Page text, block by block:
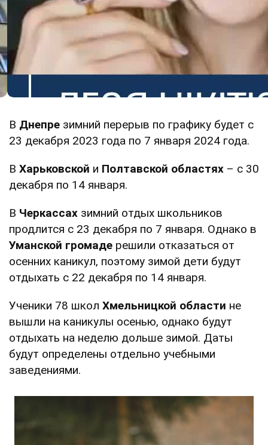
В Днепре зимний перерыв по графику будет с
23 декабря 2023 года по 7 января 2024 года.
В Харьковской и Полтавской областях – с 30
декабря по 14 января.
В Черкассах зимний отдых школьников
продлится с 23 декабря по 7 января. Однако в
Уманской громаде решили отказаться от
осенних каникул, поэтому зимой дети будут
отдыхать с 22 декабря по 14 января.
Ученики 78 школ Хмельницкой области не
вышли на каникулы осенью, однако будут
отдыхать на неделю дольше зимой. Даты
будут определены отдельно учебными
заведениями.